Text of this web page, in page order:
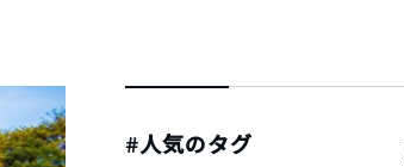
#人気のタグ